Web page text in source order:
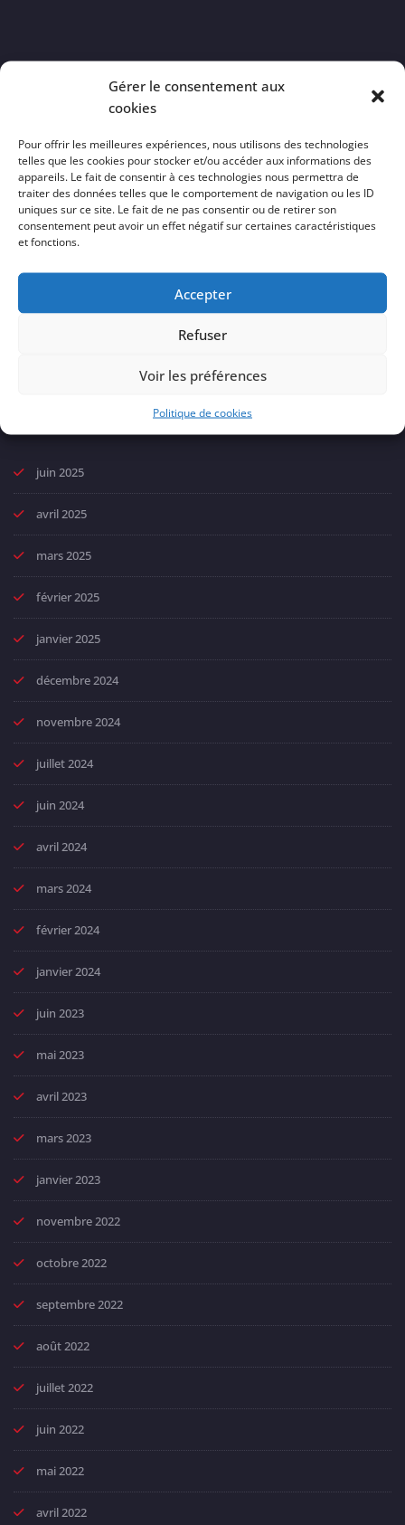
Gérer le consentement aux
cookies
Pour offrir les meilleures expériences, nous utilisons des technologies
telles que les cookies pour stocker et/ou accéder aux informations des
appareils. Le fait de consentir à ces technologies nous permettra de
traiter des données telles que le comportement de navigation ou les ID
uniques sur ce site. Le fait de ne pas consentir ou de retirer son
consentement peut avoir un effet négatif sur certaines caractéristiques
et fonctions.
Accepter
Refuser
Voir les préférences
Politique de cookies
L M M J V S
D
1
2 3
4
5
6 7 8 9 10
11
12
29
« Mai Jan »
juin 2025
avril 2025
mars 2025
février 2025
janvier 2025
décembre 2024
novembre 2024
juillet 2024
juin 2024
avril 2024
mars 2024
février 2024
janvier 2024
juin 2023
mai 2023
avril 2023
mars 2023
janvier 2023
novembre 2022
octobre 2022
septembre 2022
août 2022
juillet 2022
juin 2022
mai 2022
avril 2022